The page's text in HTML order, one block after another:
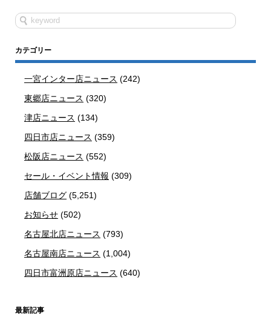
カテゴリー
一宮インター店ニュース (242)
東郷店ニュース (320)
津店ニュース (134)
四日市店ニュース (359)
松阪店ニュース (552)
セール・イベント情報 (309)
店舗ブログ (5,251)
お知らせ (502)
名古屋北店ニュース (793)
名古屋南店ニュース (1,004)
四日市富洲原店ニュース (640)
最新記事